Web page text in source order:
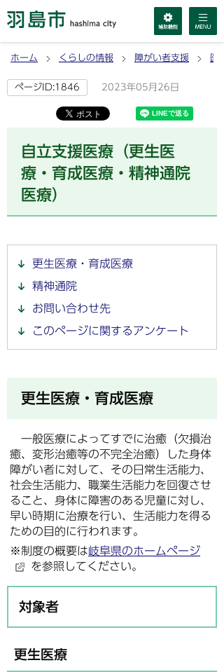
ホーム くらしの情報 障がい者支援 医
ページID:1846 2023年05月26日
自立支援医療（更生医
療・育成医療・精神通院
医療）
更生医療・育成医療
精神通院
お問い合わせ先
このページに関するアンケート
更生医療・育成医療
一般医療によってすでに治癒（欠損治
癒、変形治癒等の不完全治癒）した身体
障がい者に対して、その日常生活能力、
社会生活能力、職業生活能力を回復させ
ること、身体に障害のある児童に対し、
早い時期に治療を行い、生活能力を得る
ための目的に行われます。
※制度の概要は岐阜県のホームページ
を参照してください。
対象者
更生医療